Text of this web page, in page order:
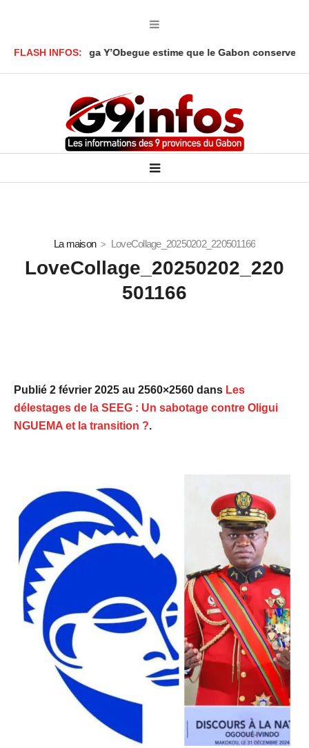
FLASH INFOS:
Akbar Onanga Y’Obegue estime que le Gabon conserve des
La maison LoveCollage_20250202_220501166
LoveCollage_20250202_220
501166
Publié 2 février 2025 au 2560×2560 dans Les
délestages de la SEEG : Un sabotage contre Oligui
NGUEMA et la transition ?.